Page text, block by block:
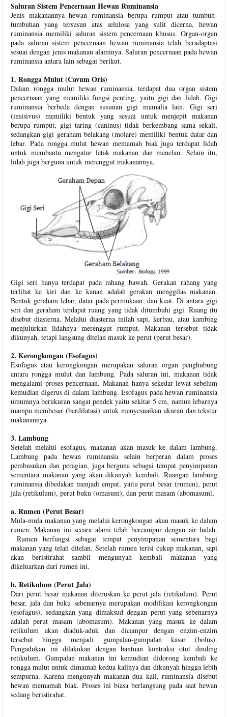
Saluran Sistem Pencernaan Hewan Ruminansia
Jenis makanannya hewan ruminansia berupa rumput atau tumbuh-
tumbuhan yang tersusun atas selulosa yang sulit dicerna, hewan
ruminansia memiliki saluran sistem pencernaan khusus. Organ-organ
pada saluran sistem pencernaan hewan ruminansia telah beradaptasi
sesuai dengan jenis makanan alaminya. Saluran pencernaan pada hewan
ruminansia antara lain sebagai berikut.
1. Rongga Mulut (Cavum Oris)
Dalam rongga mulut hewan ruminansia, terdapat dua organ sistem
pencernaan yang memiliki fungsi penting, yaitu gigi dan lidah. Gigi
ruminansia berbeda dengan susunan gigi mamalia lain. Gigi seri
(insisivus) memiliki bentuk yang sesuai untuk menjepit makanan
berupa rumput, gigi taring (caninus) tidak berkembang sama sekali,
sedangkan gigi geraham belakang (molare) memiliki bentuk datar dan
lebar. Pada rongga mulut hewan memamah biak juga terdapat lidah
untuk membantu mengatur letak makanan dan menelan. Selain itu,
lidah juga berguna untuk merenggut makanannya.
Gigi seri hanya terdapat pada rahang bawah. Gerakan rahang yang
terlihat ke kiri dan ke kanan adalah gerakan menggilas makanan.
Bentuk geraham lebar, datar pada permukaan, dan kuat. Di antara gigi
seri dan geraham terdapat ruang yang tidak ditumbuhi gigi. Ruang itu
disebut diasterna. Melalui diasterna inilah sapi, kerbau, atau kambing
menjulurkan lidahnya merenggut rumput. Makanan tersebut tidak
dikunyah, tetapi langsung ditelan masuk ke perut (perut besar).
2. Kerongkongan (Esofagus)
Esofagus atau kerongkongan merupakan saluran organ penghubung
antara rongga mulut dan lambung. Pada saluran ini, makanan tidak
mengalami proses pencernaan. Makanan hanya sekedar lewat sebelum
kemudian digerus di dalam lambung. Esofagus pada hewan ruminansia
umumnya berukuran sangat pendek yaitu sekitar 5 cm, namun lebarnya
mampu membesar (berdilatasi) untuk menyesuaikan ukuran dan tekstur
makanannya.
3. Lambung
Setelah melalui esofagus, makanan akan masuk ke dalam lambung.
Lambung pada hewan ruminansia selain berperan dalam proses
pembusukan dan peragian, juga berguna sebagai tempat penyimpanan
sementara makanan yang akan dikunyah kembali. Ruangan lambung
ruminansia dibedakan menjadi empat, yaitu perut besar (rumen), perut
jala (retikulum), perut buku (omasum), dan perut masam (abomasum).
a. Rumen (Perut Besar)
Mula-mula makanan yang melalui kerongkongan akan masuk ke dalam
rumen. Makanan ini secara alami telah bercampur dengan air ludah.
Rumen berfungsi sebagai tempat penyimpanan sementara bagi
makanan yang telah ditelan. Setelah rumen terisi cukup makanan, sapi
akan beristirahat sambil mengunyah kembali makanan yang
dikeluarkan dari rumen ini.
b. Retikulum (Perut Jala)
Dari perut besar makanan diteruskan ke perut jala (retikulum). Perut
besar, jala dan buku sebenarnya merupakan modifikasi kerongkongan
(esofagus), sedangkan yang dimaksud dengan perut yang sebenarnya
adalah perut masam (abomasum). Makanan yang masuk ke dalam
retikulum akan diaduk-aduk dan dicampur dengan enzim-enzim
tersebut hingga menjadi gumpalan-gumpalan kasar (bolus).
Pengadukan ini dilakukan dengan bantuan kontraksi otot dinding
retikulum. Gumpalan makanan ini kemudian didorong kembali ke
rongga mulut untuk dimamah kedua kalinya dan dikunyah hingga lebih
sempurna. Karena mengunyah makanan dua kali, ruminansia disebut
hewan memamah biak. Proses ini biasa berlangsung pada saat hewan
sedang beristirahat.